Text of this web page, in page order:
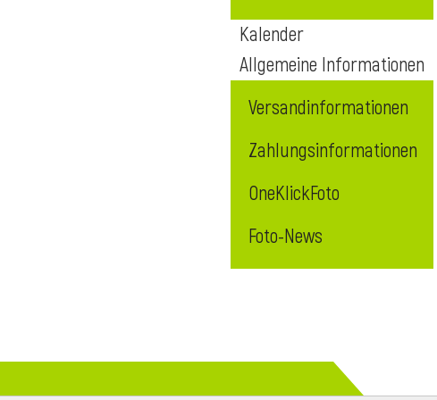
Kalender
Allgemeine Informationen
Versandinformationen
Zahlungsinformationen
OneKlickFoto
Foto-News